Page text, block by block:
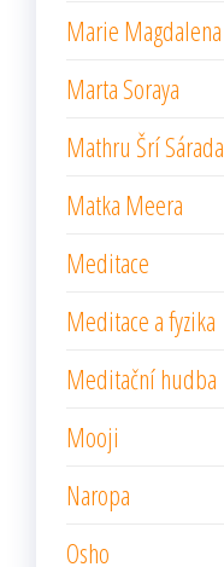
Marie Magdalena
Marta Soraya
Mathru Šrí Sárada
Matka Meera
Meditace
Meditace a fyzika
Meditační hudba
Mooji
Naropa
Osho